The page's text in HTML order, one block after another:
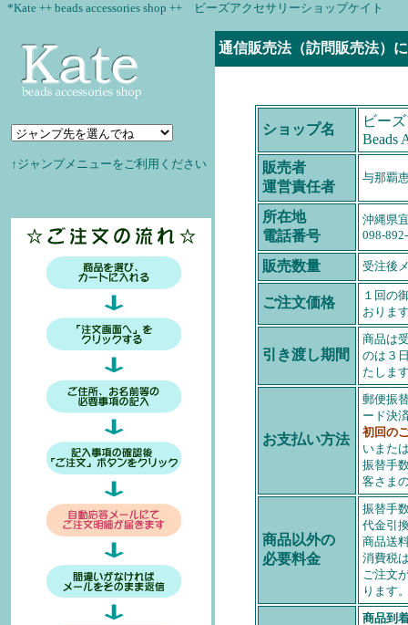
*Kate ++ beads accessories shop ++ ビーズアクセサリーショップケイト
↑ジャンプメニューをご利用ください
通信販売法（訪問販売法）
ショップ名
ビー
Beads
販売者
運営責任者
与那覇
所在地
電話番号
沖縄県
098-
販売数量 受注後
ご注文価格
１回の
おりま
引き渡し期間
商品は
のは３
たしま
お支払い方法
郵便振
ード決
初回の
いまた
振替手
客さま
商品以外の
必要料金
振替手
代金引
商品送
消費税
ご注文
ります
商品到